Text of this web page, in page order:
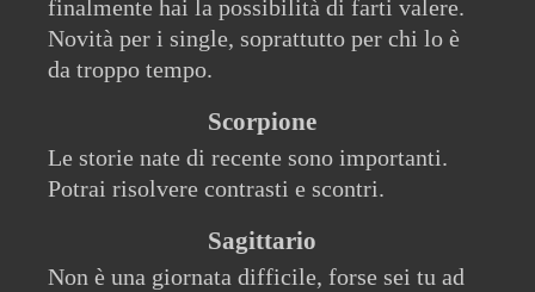
finalmente hai la possibilità di farti valere.
Novità per i single, soprattutto per chi lo è
da troppo tempo.
Scorpione
Le storie nate di recente sono importanti.
Potrai risolvere contrasti e scontri.
Sagittario
Non è una giornata difficile, forse sei tu ad